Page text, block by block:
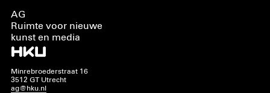
AG
Ruimte voor nieuwe
kunst en media
Minrebroederstraat 16
3512 GT Utrecht
ag@hku.nl